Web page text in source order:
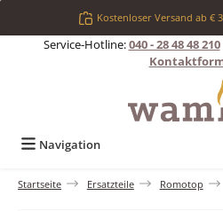
Zum Hauptinhalt springenKostenloser Versand ab €
Service-Hotline:040 - 28 48 48 210
Navigation
Startseite Ersatzteile Romotop